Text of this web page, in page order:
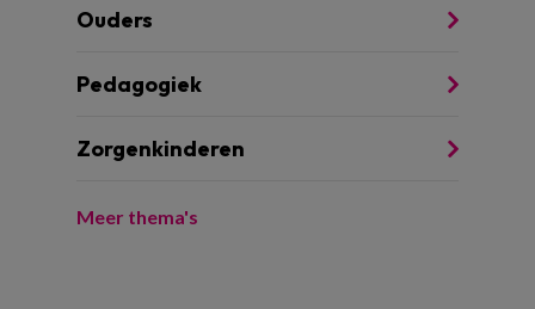
Ouders
Pedagogiek
Zorgenkinderen
Meer thema's